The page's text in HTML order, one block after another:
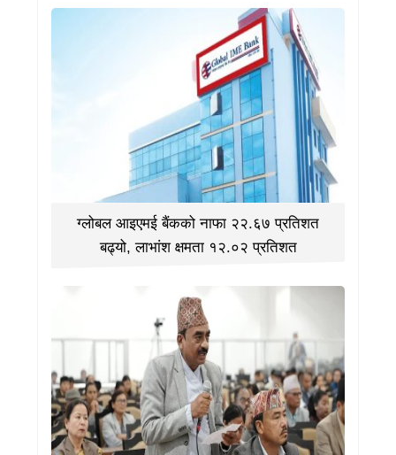
ग्लोबल आइएमई बैंकको नाफा २२.६७ प्रतिशत
बढ्यो, लाभांश क्षमता १२.०२ प्रतिशत